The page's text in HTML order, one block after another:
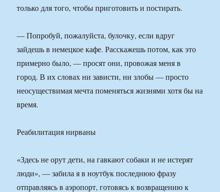
только для того, чтобы приготовить и постирать.
— Попробуй, пожалуйста, булочку, если вдруг
зайдешь в немецкое кафе. Расскажешь потом, как это
примерно было, — просят они, провожая меня в
город. В их словах ни зависти, ни злобы — просто
неосуществимая мечта поменяться жизнями хотя бы на
время.
Реабилитация нирваны
«Здесь не орут дети, на гавкают собаки и не истерят
люди», — забила я в ноутбук последнюю фразу
отправляясь в аэропорт, готовясь к возвращению к